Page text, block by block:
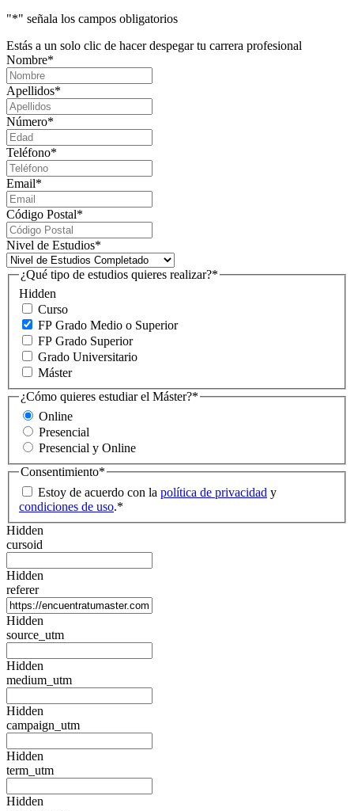
"*" señala los campos obligatorios
Estás a un solo clic de hacer despegar tu carrera profesional
Nombre*
Apellidos*
Número*
Teléfono*
Email*
Código Postal*
Nivel de Estudios*
Hidden
¿Qué tipo de estudios quieres realizar?*
Curso
FP Grado Medio o Superior
FP Grado Superior
Grado Universitario
Máster
¿Cómo quieres estudiar el Máster?*
Online
Presencial
Presencial y Online
Consentimiento*
Estoy de acuerdo con la política de privacidad y
condiciones de uso.*
Hidden
cursoid
Hidden
referer
Hidden
source_utm
Hidden
medium_utm
Hidden
campaign_utm
Hidden
term_utm
Hidden